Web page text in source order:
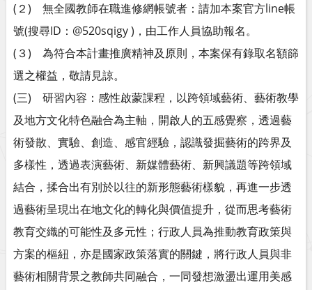
(２) 無全國教師在職進修網帳號者：請加本案官方line帳
號(搜尋ID：@520sqigy )，由工作人員協助報名。
(３) 為符合本計畫推廣精神及原則，本案保有錄取名額篩
選之權益，敬請見諒。
(三) 研習內容：感性啟蒙課程，以跨領域藝術、藝術教學
及地方文化特色融合為主軸，開啟人的五感覺察，透過藝
術發散、實驗、創造、感官經驗，認識發掘藝術的跨界及
多樣性，透過表演藝術、新媒體藝術、新興議題等跨領域
結合，揉合出有別於以往的新形態藝術樣貌，再進一步透
過藝術呈現出在地文化的轉化與價值提升，從而思考藝術
教育交織的可能性及多元性；行政人員為推動教育政策與
方案的樞紐，亦是國家政策落實的關鍵，將行政人員與非
藝術相關背景之教師共同融合，一同發想激盪出運用美感